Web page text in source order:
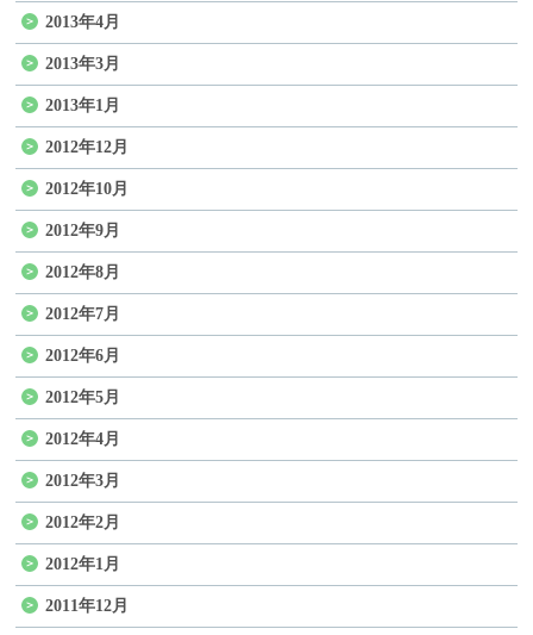
2013年4月
2013年3月
2013年1月
2012年12月
2012年10月
2012年9月
2012年8月
2012年7月
2012年6月
2012年5月
2012年4月
2012年3月
2012年2月
2012年1月
2011年12月